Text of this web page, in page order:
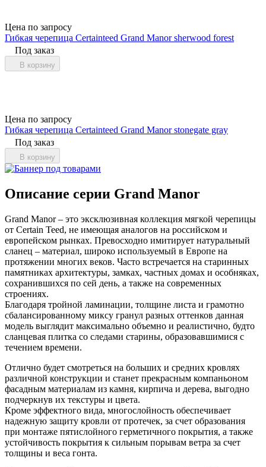
Цена по запросу
Гибкая черепица Certainteed Grand Manor sherwood forest
Под заказ
В корзину
Цена по запросу
Гибкая черепица Certainteed Grand Manor stonegate gray
Под заказ
В корзину
Описание серии Grand Manor
Grand Manor – это эксклюзивная коллекция мягкой черепицы
от Certain Teed, не имеющая аналогов на российском и
европейском рынках. Превосходно имитирует натуральный
сланец – материал, широко используемый в Европе на
протяжении многих веков. Часто встречается на старинных
памятниках архитектуры, замках, частных домах и особняках,
сохранившихся по сей день, а также на современных
строениях.
Благодаря тройной ламинации, толщине листа и грамотно
сбалансированному миксу гранул разных оттенков данная
модель выглядит максимально объемно и реалистично, будто
сланцевая плитка со следами старины, образовавшимися с
течением времени.
Отлично будет смотреться на больших и средних кровлях
различной конструкции и станет прекрасным компаньоном
фасадным материалам из камня, кирпича и дерева, выгодно
подчеркнув их текстуры и цвета.
Кроме эффектного вида, многослойность обеспечивает
надежную защиту кровли от протечек, за счет образования
при монтаже пятислойного герметичного покрытия, а также
устойчивость покрытия к сильным порывам ветра за счет
толщины и веса гонта.